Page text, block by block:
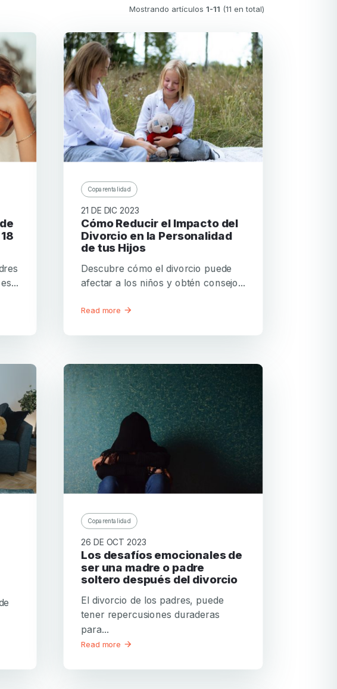
Mostrando artículos 1-11 (11 en total)
Coparentalidad
21 DE DIC 2023
Cómo Reducir el Impacto del
Divorcio en la Personalidad
de tus Hijos
Descubre cómo el divorcio puede
afectar a los niños y obtén consejo...
Read more
Coparentalidad
26 DE OCT 2023
Los desafíos emocionales de
ser una madre o padre
soltero después del divorcio
El divorcio de los padres, puede
tener repercusiones duraderas
para...
Read more